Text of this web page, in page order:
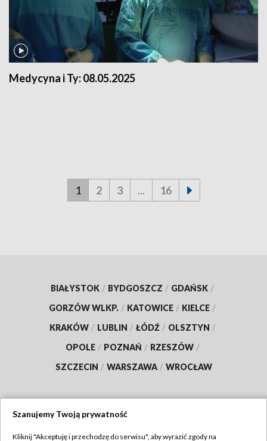
Medycyna i Ty:08.05.2025
1 2 3 ... 16
BIAŁYSTOK / BYDGOSZCZ / GDAŃSK /
GORZÓW WLKP. / KATOWICE / KIELCE /
KRAKÓW / LUBLIN / ŁÓDŹ / OLSZTYN /
OPOLE / POZNAŃ / RZESZÓW /
SZCZECIN / WARSZAWA / WROCŁAW
Szanujemy Twoją prywatność
Kliknij "Akceptuję i przechodzę do serwisu", aby wyrazić zgody na